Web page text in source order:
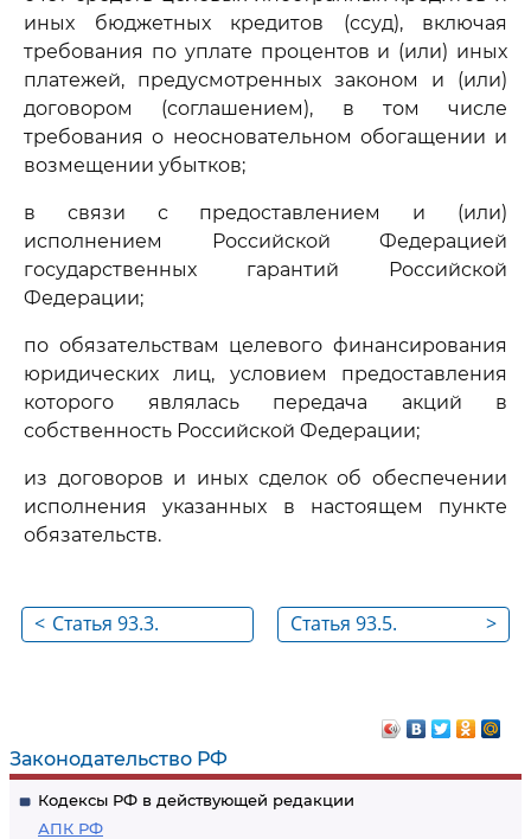
Законодательство РФ
Кодексы РФ в действующей редакции
АПК РФ
иных бюджетных кредитов (ссуд), включая
требования по уплате процентов и (или) иных
платежей, предусмотренных законом и (или)
договором (соглашением), в том числе
требования о неосновательном обогащении и
возмещении убытков;
в связи с предоставлением и (или)
исполнением Российской Федерацией
государственных гарантий Российской
Федерации;
по обязательствам целевого финансирования
юридических лиц, условием предоставления
которого являлась передача акций в
собственность Российской Федерации;
из договоров и иных сделок об обеспечении
исполнения указанных в настоящем пункте
обязательств.
< Статья 93.3.
Федерации, местным
бюджетам
>
Статья 93.5.
средств целевых
иностранных
кредитов